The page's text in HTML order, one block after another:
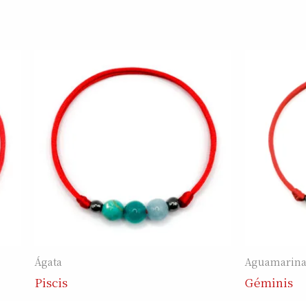
Ágata
Piscis
Aguamarina
Géminis